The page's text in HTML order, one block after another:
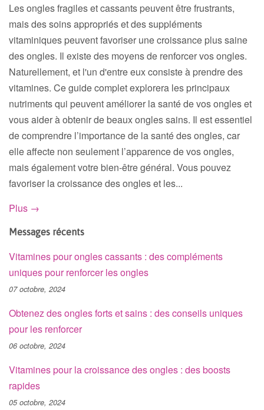
Les ongles fragiles et cassants peuvent être frustrants,
mais des soins appropriés et des suppléments
vitaminiques peuvent favoriser une croissance plus saine
des ongles. Il existe des moyens de renforcer vos ongles.
Naturellement, et l'un d'entre eux consiste à prendre des
vitamines. Ce guide complet explorera les principaux
nutriments qui peuvent améliorer la santé de vos ongles et
vous aider à obtenir de beaux ongles sains. Il est essentiel
de comprendre l’importance de la santé des ongles, car
elle affecte non seulement l’apparence de vos ongles,
mais également votre bien-être général. Vous pouvez
favoriser la croissance des ongles et les...
Plus →
Messages récents
Vitamines pour ongles cassants : des compléments
uniques pour renforcer les ongles
07 octobre, 2024
Obtenez des ongles forts et sains : des conseils uniques
pour les renforcer
06 octobre, 2024
Vitamines pour la croissance des ongles : des boosts
rapides
05 octobre, 2024